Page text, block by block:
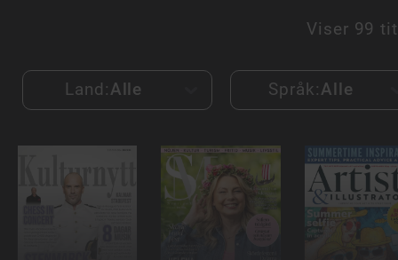
Viser 99
Land:Alle Språk:Alle